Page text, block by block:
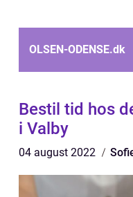
OLSEN-ODENSE.dk
Bestil tid hos
i Valby
04 august 2022